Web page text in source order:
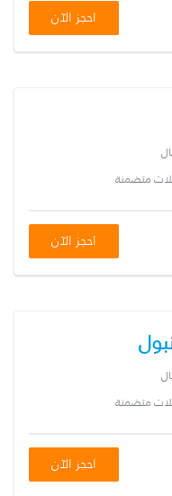
احجز الآن
متضمنة
احجز الآن
متضمنة
احجز الآن